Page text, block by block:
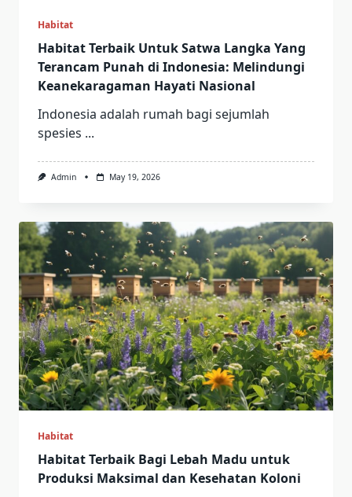
Habitat
Habitat Terbaik Untuk Satwa Langka Yang
Terancam Punah di Indonesia: Melindungi
Keanekaragaman Hayati Nasional
Indonesia adalah rumah bagi sejumlah
spesies ...
Admin May 19, 2026
Habitat
Habitat Terbaik Bagi Lebah Madu untuk
Produksi Maksimal dan Kesehatan Koloni